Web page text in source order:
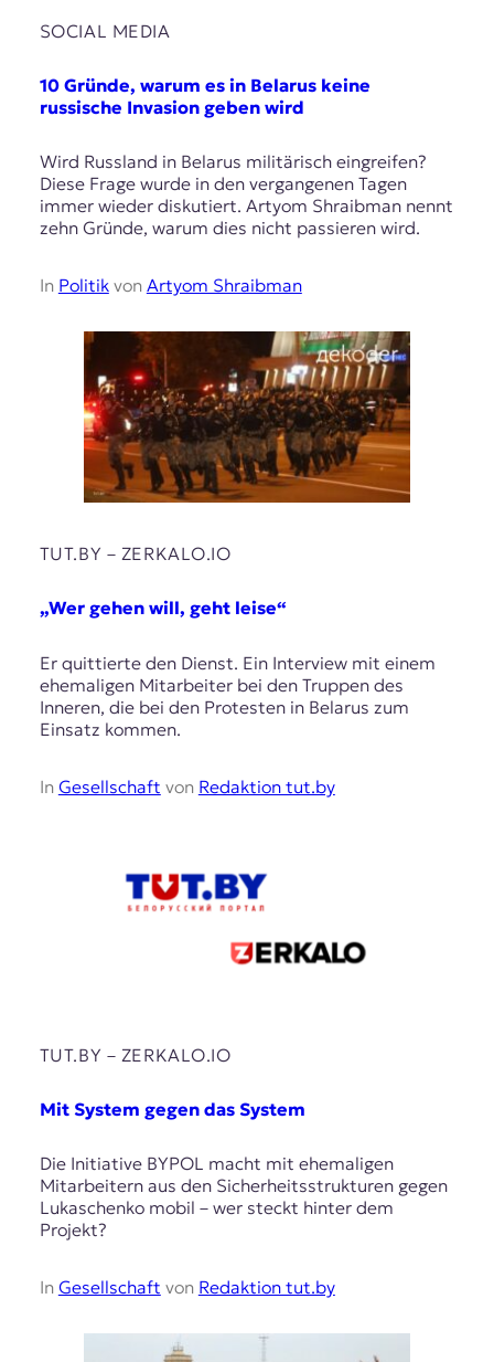
SOCIAL MEDIA
10 Gründe, warum es in Belarus keine
russische Invasion geben wird
Wird Russland in Belarus militärisch eingreifen?
Diese Frage wurde in den vergangenen Tagen
immer wieder diskutiert. Artyom Shraibman nennt
zehn Gründe, warum dies nicht passieren wird.
In Politikvon Artyom Shraibman
TUT.BY – ZERKALO.IO
„Wer gehen will, geht leise“
Er quittierte den Dienst. Ein Interview mit einem
ehemaligen Mitarbeiter bei den Truppen des
Inneren, die bei den Protesten in Belarus zum
Einsatz kommen.
In Gesellschaft von Redaktion tut.by
TUT.BY – ZERKALO.IO
Mit System gegen das System
Die Initiative BYPOL macht mit ehemaligen
Mitarbeitern aus den Sicherheitsstrukturen gegen
Lukaschenko mobil – wer steckt hinter dem
Projekt?
In Gesellschaft von Redaktion tut.by